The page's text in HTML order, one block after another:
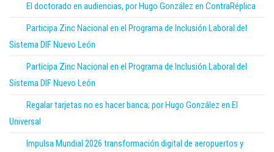
El doctorado en audiencias, por Hugo González en ContraRéplica
Participa Zinc Nacional en el Programa de Inclusión Laboral del
Sistema DIF Nuevo León
Participa Zinc Nacional en el Programa de Inclusión Laboral del
Sistema DIF Nuevo León
Regalar tarjetas no es hacer banca; por Hugo González en El
Universal
Impulsa Mundial 2026 transformación digital de aeropuertos y